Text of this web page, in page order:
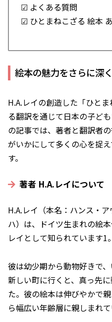
☑ よくある質問
☑ ひとまねこざる 絵本
絵本の魅力をさらに深く
H.A.レイの創造した「ひと
る翻訳を通じて日本の子ど
の記事では、著者と翻訳者
がいかにして多くの心を捉
す。
著者 H.A.レイについて
H.A.レイ（本名：ハンス・
ハ）は、ドイツ生まれの絵
レイとして知られています1。
彼は幼少期から動物好きで
新しい町に行くと、真っ先
た。彼の絵本は伸びやかで
ら幅広い年齢層に親しまれて